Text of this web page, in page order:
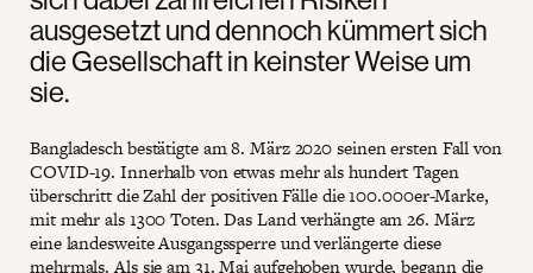
ausgesetzt und dennoch kümmert sich
die Gesellschaft in keinster Weise um
sie.
Bangladesch bestätigte am 8. März 2020 seinen ersten Fall von
COVID-19. Innerhalb von etwas mehr als hundert Tagen
überschritt die Zahl der positiven Fälle die 100.000er-Marke,
mit mehr als 1300 Toten. Das Land verhängte am 26. März
eine landesweite Ausgangssperre und verlängerte diese
mehrmals. Als sie am 31. Mai aufgehoben wurde, begann die